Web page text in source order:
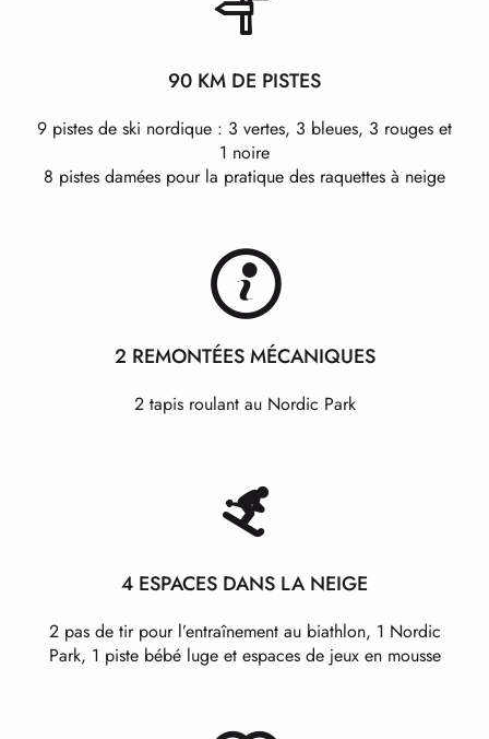
90 KM DE PISTES
9 pistes de ski nordique : 3 vertes, 3 bleues, 3 rouges et
1 noire
8 pistes damées pour la pratique des raquettes à neige
2 REMONTÉES MÉCANIQUES
2 tapis roulant au Nordic Park
4 ESPACES DANS LA NEIGE
2 pas de tir pour l’entraînement au biathlon, 1 Nordic
Park, 1 piste bébé luge et espaces de jeux en mousse